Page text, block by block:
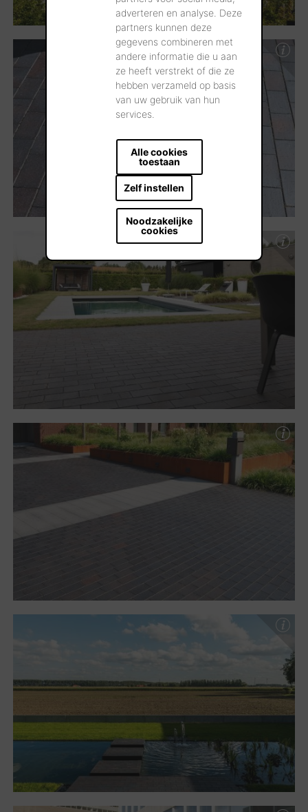
adverteren en analyse. Deze
partners kunnen deze
gegevens combineren met
andere informatie die u aan
ze heeft verstrekt of die ze
hebben verzameld op basis
van uw gebruik van hun
services.
Alle cookies
toestaan
Zelf instellen
Noodzakelijke
cookies